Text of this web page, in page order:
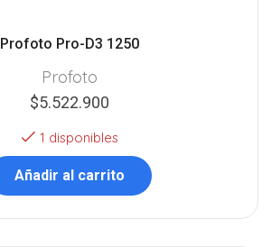
Profoto Pro-D3 1250
Profoto
$5.522.900
1 disponibles
Añadir al carrito